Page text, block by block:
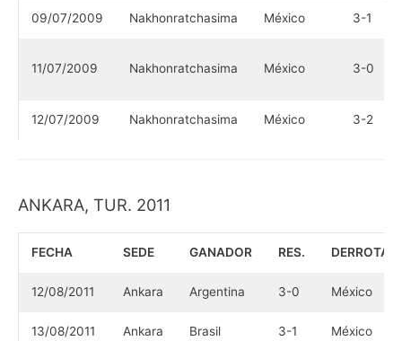
09/07/2009 Nakhonratchasima México 3-1
11/07/2009 Nakhonratchasima México 3-0
12/07/2009 Nakhonratchasima México 3-2
ANKARA, TUR. 2011
FECHA SEDE GANADOR RES.
12/08/2011 Ankara Argentina 3-0 México
13/08/2011 Ankara Brasil 3-1 México